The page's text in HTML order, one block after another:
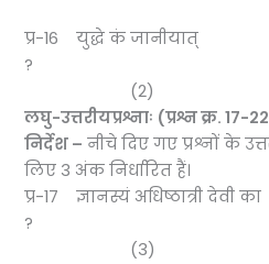
प्र-16 युद्धे कं जानीयात्
(2)
लघु-उत्तरीयप्रश्नाः (प्रश्न क्र.17-
निर्देश – नीचे दिए गए प्रश्नों के
लिए 3 अंक निर्धारित हैं।
प्र-17 ज्ञानस्यं अधिष्ठात्री देवी का
(3)